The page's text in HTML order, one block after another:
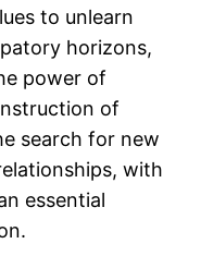
to unlearn
horizons,
power of
of
search for new
with
essential